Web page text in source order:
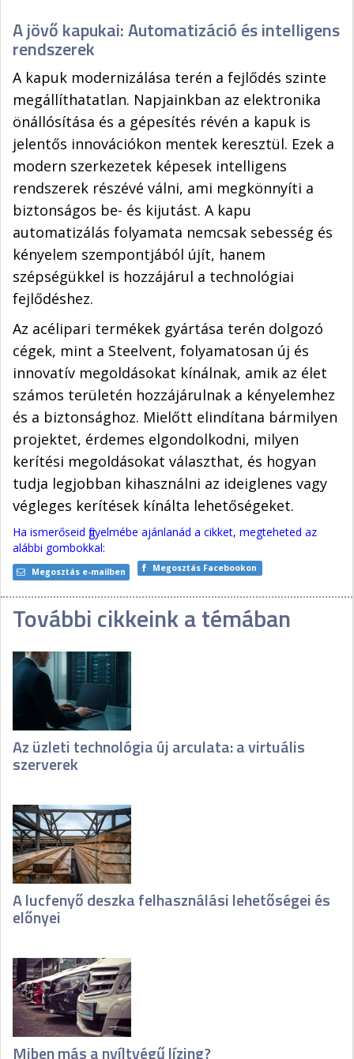
A jövő kapukai: Automatizáció és intelligens
rendszerek
A kapuk modernizálása terén a fejlődés szinte
megállíthatatlan. Napjainkban az elektronika
önállósítása és a gépesítés révén a kapuk is
jelentős innovációkon mentek keresztül. Ezek a
modern szerkezetek képesek intelligens
rendszerek részévé válni, ami megkönnyíti a
biztonságos be- és kijutást. A kapu
automatizálás folyamata nemcsak sebesség és
kényelem szempontjából újít, hanem
szépségükkel is hozzájárul a technológiai
fejlődéshez.
Az acélipari termékek gyártása terén dolgozó
cégek, mint a Steelvent, folyamatosan új és
innovatív megoldásokat kínálnak, amik az élet
számos területén hozzájárulnak a kényelemhez
és a biztonsághoz. Mielőtt elindítana bármilyen
projektet, érdemes elgondolkodni, milyen
kerítési megoldásokat választhat, és hogyan
tudja legjobban kihasználni az ideiglenes vagy
végleges kerítések kínálta lehetőségeket.
Ha ismerőseid figyelmébe ajánlanád a cikket, megteheted az
alábbi gombokkal:
Megosztás e-mailben Megosztás Facebookon
További cikkeink a témában
Az üzleti technológia új arculata: a virtuális
szerverek
A lucfenyő deszka felhasználási lehetőségei és
előnyei
Miben más a nyíltvégű lízing?